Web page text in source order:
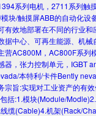
系列电机，2711系列触
块/触摸屏ABB的自动化设
有效地部署在不同的行业
据中心、可再生能源、机
营AC800M，AC800F系列
器，张力控制单元，IGBT
本特利/卡件Bently
宗旨:实现对工业资产的有
括:1.模块(Module/
缆(Cable)4.机架(Rack/